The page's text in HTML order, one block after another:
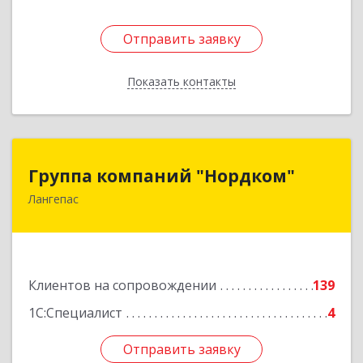
Отправить заявку
Показать контакты
Отправить заявку
Назад
Группа компаний "Нордком"
Лангепас
Клиентов на сопровождении
139
1С:Специалист
4
Отправить заявку
Группа компаний "Нордком"
628672, Тюменская обл, Лангепас г., Солнечная
Отправить заявку